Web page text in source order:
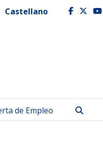
Castellano
de Empleo